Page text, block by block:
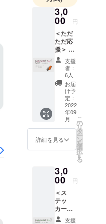
OUR ART
PROJECT」
を運用する
プラット
フォームで
す。
3,0
00 円
＜ただ
ただ応
援＞ ・
お礼の
テキス
トメッ
セージ
をメー
ルにて
お送り
致しま
す ・サ
イトへ
氏名を
記載さ
す。 ①
掲載期
間（特
に定め
がない
場合は
本HPが
支援
者：
6人
お届
け予
定：
2022
年09
月
詳細を見る
こ
の
リ
タ
ー
ン
を
選
択
す
る
3,0
00 円
＜ス
テッ
カーで
応援＞
支援